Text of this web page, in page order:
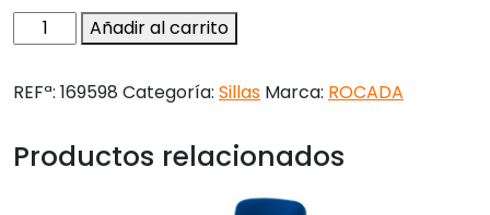
Silla
rocada
con
fijos
Añadir al carrito
REFª: 169598 Categoría: Sillas Marca: ROCADA
Productos relacionados